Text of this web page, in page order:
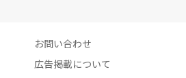
お問い合わせ
広告掲載について